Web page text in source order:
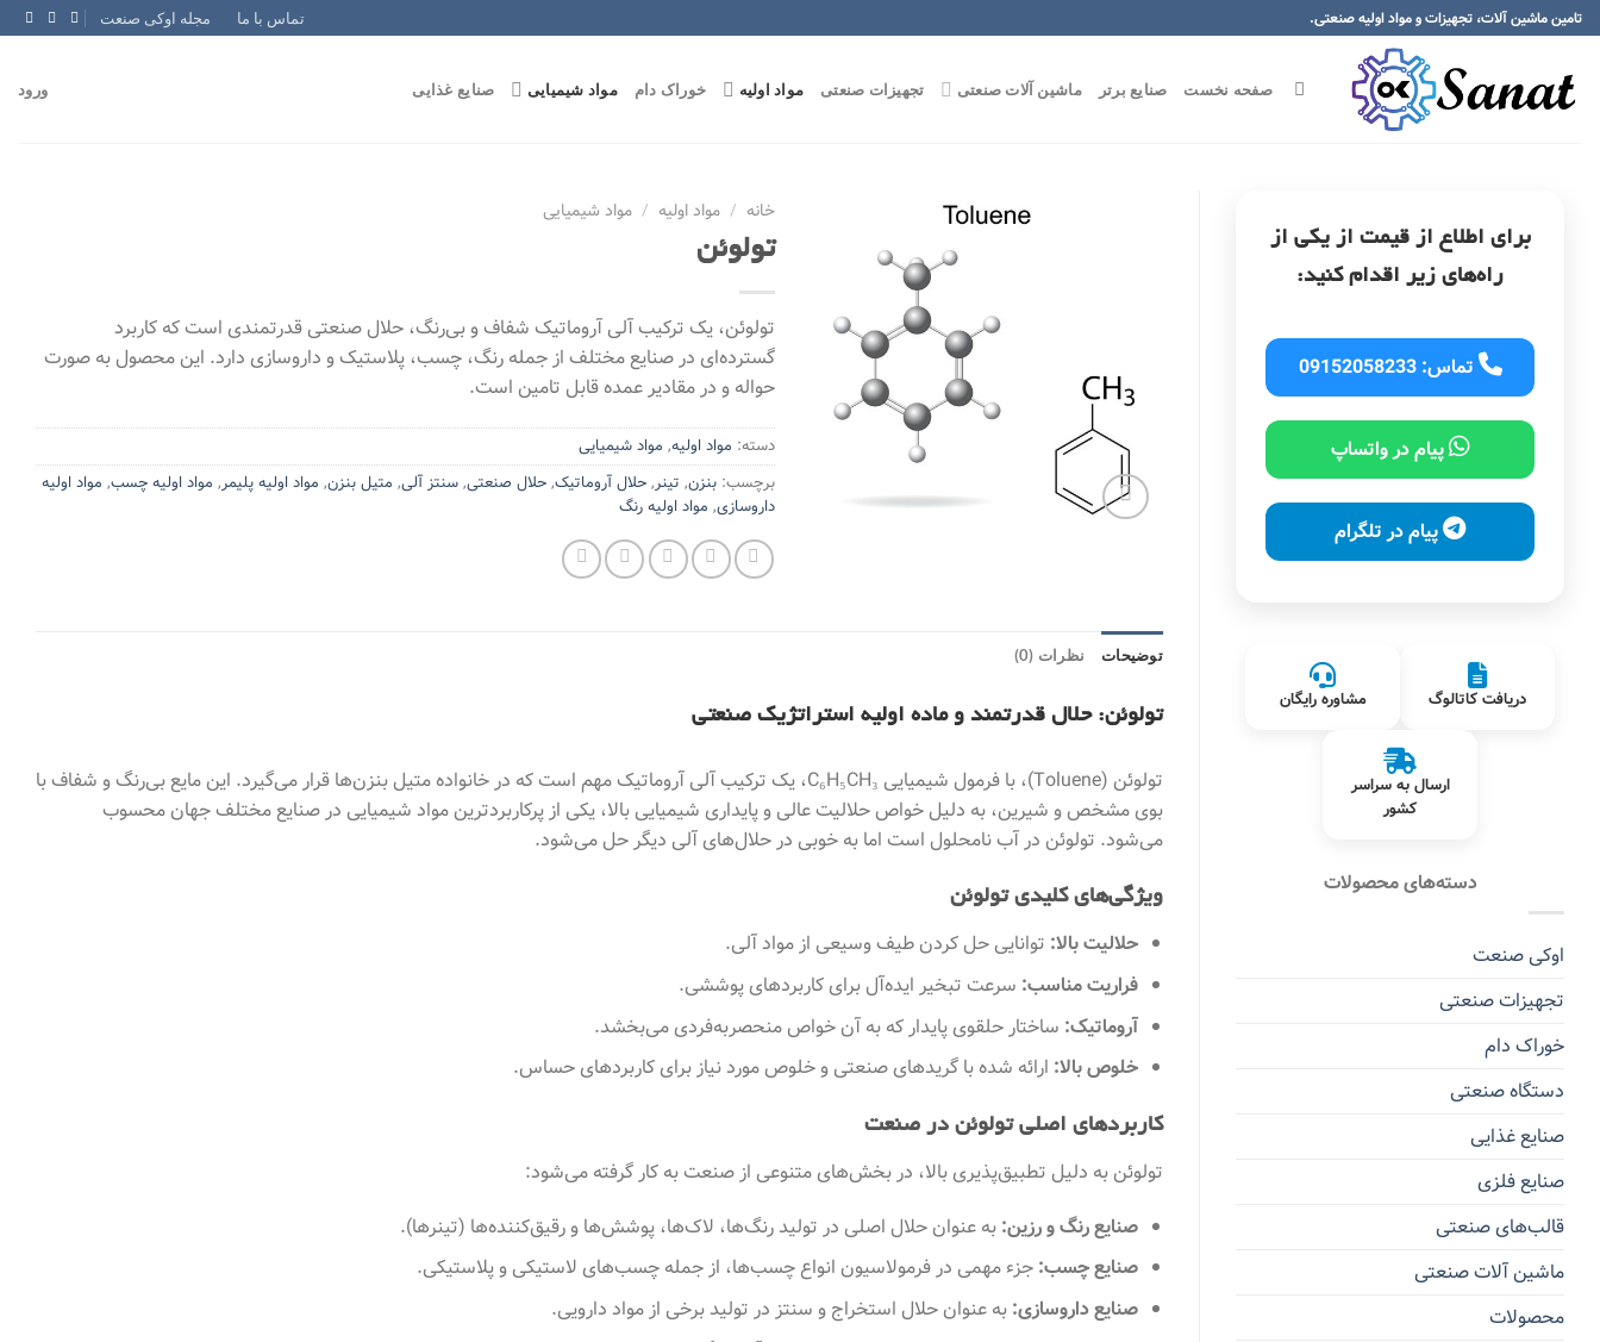
to
تامین ماشین آلات، تجهیزات و مواد اولیه صنعتی. تماس با ما مجله اوکی صنعت
صفحه نخست صنایع برتر ماشین آلات صنعتی تجهیزات صنعتی مواد اولیه خوراک دام مواد شیمیایی صنایع غذایی ورود
برای اطلاع از قیمت از یکی از
راه‌های زیر اقدام کنید:
تماس: 09152058233
پیام در واتساپ
پیام در تلگرام
دریافت کاتالوگ مشاوره رایگان
ارسال به سراسر
کشور
دسته‌های محصولات
اوکی صنعت
تجهیزات صنعتی
خوراک دام
دستگاه صنعتی
صنایع غذایی
صنایع فلزی
قالب‌های صنعتی
ماشین آلات صنعتی
محصولات
خانه / مواد اولیه / مواد شیمیایی
تولوئن
تولوئن، یک ترکیب آلی آروماتیک شفاف و بی‌رنگ، حلال صنعتی قدرتمندی است که کاربرد
گسترده‌ای در صنایع مختلف از جمله رنگ، چسب، پلاستیک و داروسازی دارد. این محصول به صورت
حواله و در مقادیر عمده قابل تامین است.
دسته: مواد اولیه, مواد شیمیایی
برچسب: بنزن, تینر, حلال آروماتیک, حلال صنعتی, سنتز آلی, متیل بنزن, مواد اولیه پلیمر, مواد اولیه چسب, مواد اولیه
داروسازی, مواد اولیه رنگ
توضیحات نظرات (0)
تولوئن: حلال قدرتمند و ماده اولیه استراتژیک صنعتی
تولوئن (Toluene)، با فرمول شیمیایی C₆H₅CH₃، یک ترکیب آلی آروماتیک مهم است که در خانواده متیل بنزن‌ها قرار می‌گیرد. این مایع بی‌رنگ و شفاف با
بوی مشخص و شیرین، به دلیل خواص حلالیت عالی و پایداری شیمیایی بالا، یکی از پرکاربردترین مواد شیمیایی در صنایع مختلف جهان محسوب
می‌شود. تولوئن در آب نامحلول است اما به خوبی در حلال‌های آلی دیگر حل می‌شود.
ویژگی‌های کلیدی تولوئن
حلالیت بالا: توانایی حل کردن طیف وسیعی از مواد آلی.
فراریت مناسب: سرعت تبخیر ایده‌آل برای کاربردهای پوششی.
آروماتیک: ساختار حلقوی پایدار که به آن خواص منحصربه‌فردی می‌بخشد.
خلوص بالا: ارائه شده با گریدهای صنعتی و خلوص مورد نیاز برای کاربردهای حساس.
کاربردهای اصلی تولوئن در صنعت
تولوئن به دلیل تطبیق‌پذیری بالا، در بخش‌های متنوعی از صنعت به کار گرفته می‌شود:
صنایع رنگ و رزین: به عنوان حلال اصلی در تولید رنگ‌ها، لاک‌ها، پوشش‌ها و رقیق‌کننده‌ها (تینرها).
صنایع چسب: جزء مهمی در فرمولاسیون انواع چسب‌ها، از جمله چسب‌های لاستیکی و پلاستیکی.
صنایع داروسازی: به عنوان حلال استخراج و سنتز در تولید برخی از مواد دارویی.